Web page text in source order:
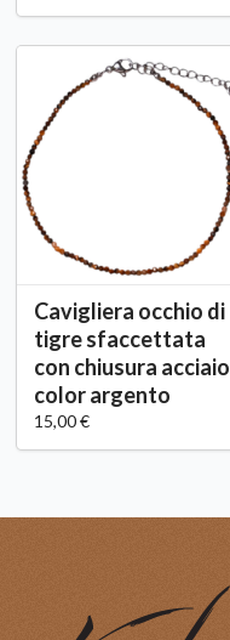
Cavigliera occhio di
tigre sfaccettata
con chiusura acciaio
color argento
15,00 €